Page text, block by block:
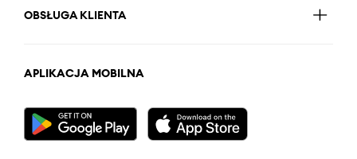
OBSŁUGA KLIENTA
APLIKACJA MOBILNA